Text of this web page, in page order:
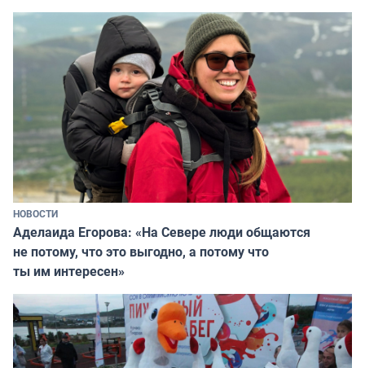
НОВОСТИ
Аделаида Егорова: «На Севере люди общаются
не потому, что это выгодно, а потому что
ты им интересен»